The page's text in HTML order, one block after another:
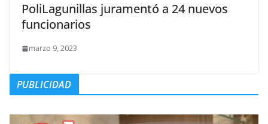
PoliLagunillas juramentó a 24 nuevos
funcionarios
marzo 9, 2023
PUBLICIDAD